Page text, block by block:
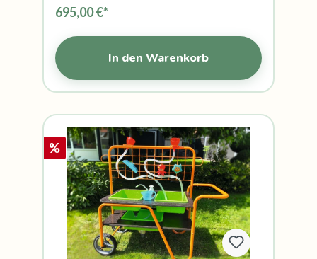
695,00 €*
In den Warenkorb
%